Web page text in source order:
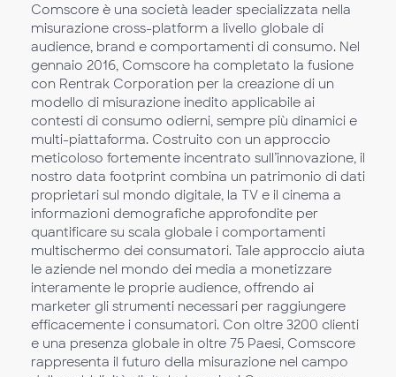
Comscore è una società leader specializzata nella
misurazione cross-platform a livello globale di
audience, brand e comportamenti di consumo. Nel
gennaio 2016, Comscore ha completato la fusione
con Rentrak Corporation per la creazione di un
modello di misurazione inedito applicabile ai
contesti di consumo odierni, sempre più dinamici e
multi-piattaforma. Costruito con un approccio
meticoloso fortemente incentrato sull’innovazione, il
nostro data footprint combina un patrimonio di dati
proprietari sul mondo digitale, la TV e il cinema a
informazioni demografiche approfondite per
quantificare su scala globale i comportamenti
multischermo dei consumatori. Tale approccio aiuta
le aziende nel mondo dei media a monetizzare
interamente le proprie audience, offrendo ai
marketer gli strumenti necessari per raggiungere
efficacemente i consumatori. Con oltre 3200 clienti
e una presenza globale in oltre 75 Paesi, Comscore
rappresenta il futuro della misurazione nel campo